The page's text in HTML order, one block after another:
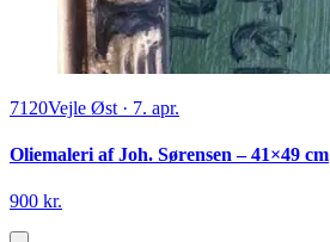
7120Vejle Øst · 7. apr.
Oliemaleri af Joh. Sørensen – 41×49 cm
900 kr.